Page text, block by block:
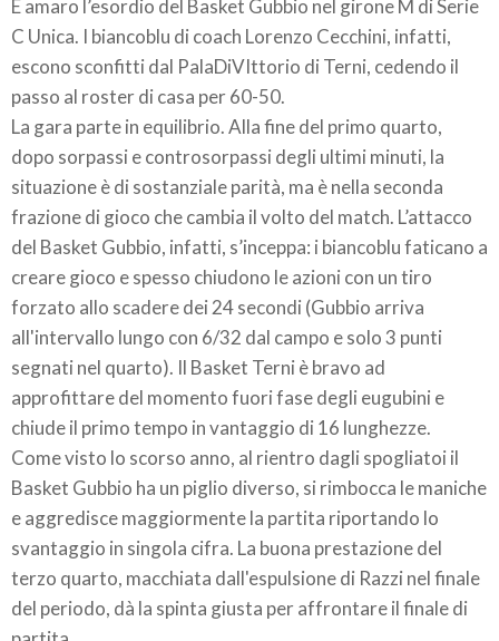
È amaro l’esordio del Basket Gubbio nel girone M di Serie
C Unica. I biancoblu di coach Lorenzo Cecchini, infatti,
escono sconfitti dal PalaDiVIttorio di Terni, cedendo il
passo al roster di casa per 60-50.
La gara parte in equilibrio. Alla fine del primo quarto,
dopo sorpassi e controsorpassi degli ultimi minuti, la
situazione è di sostanziale parità, ma è nella seconda
frazione di gioco che cambia il volto del match. L’attacco
del Basket Gubbio, infatti, s’inceppa: i biancoblu faticano a
creare gioco e spesso chiudono le azioni con un tiro
forzato allo scadere dei 24 secondi (Gubbio arriva
all'intervallo lungo con 6/32 dal campo e solo 3 punti
segnati nel quarto). Il Basket Terni è bravo ad
approfittare del momento fuori fase degli eugubini e
chiude il primo tempo in vantaggio di 16 lunghezze.
Come visto lo scorso anno, al rientro dagli spogliatoi il
Basket Gubbio ha un piglio diverso, si rimbocca le maniche
e aggredisce maggiormente la partita riportando lo
svantaggio in singola cifra. La buona prestazione del
terzo quarto, macchiata dall'espulsione di Razzi nel finale
del periodo, dà la spinta giusta per affrontare il finale di